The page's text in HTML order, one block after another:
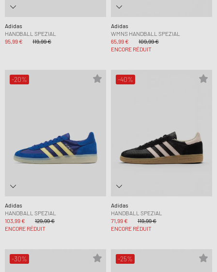
Adidas
HANDBALL SPEZIAL
95,99 €
119,99 €
Adidas
WMNS HANDBALL SPEZIAL
65,99 €
109,99 €
ENCORE RÉDUIT
-20%
Adidas
HANDBALL SPEZIAL
103,99 €
129,99 €
ENCORE RÉDUIT
-40%
Adidas
HANDBALL SPEZIAL
71,99 €
119,99 €
ENCORE RÉDUIT
-30% -25%